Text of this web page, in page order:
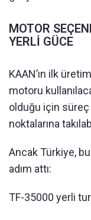
MOTOR
YERLİ GÜCE
KAAN’ın ilk
motoru
olduğu için
noktalarına
Ancak Türkiye,
adım attı:
TF-35000 yerli